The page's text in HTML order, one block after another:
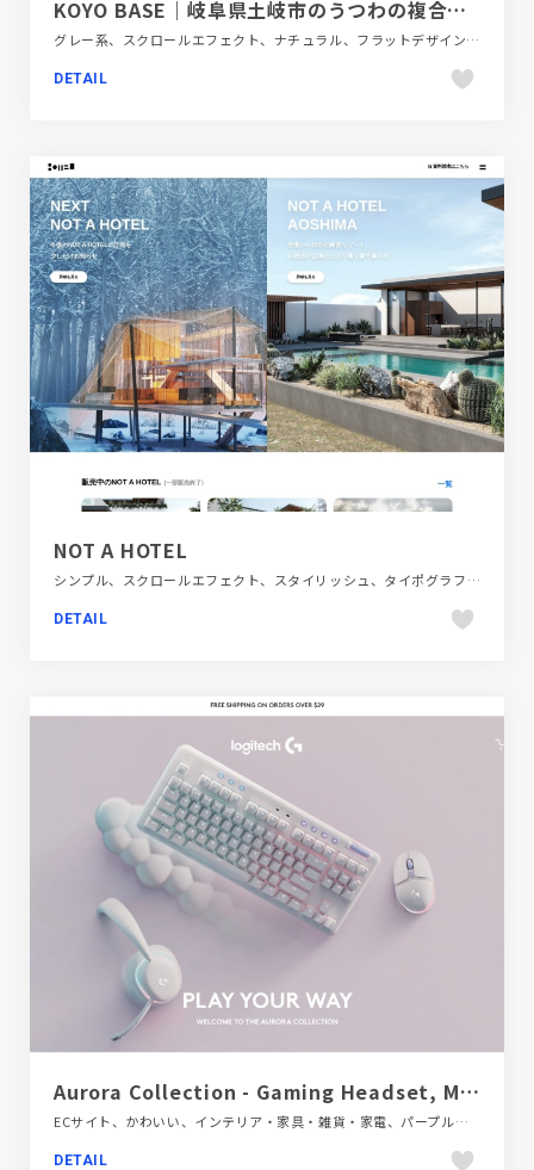
KOYO BASE｜岐阜県土岐市のうつわの複合体験施設
グレー系、スクロールエフェクト、ナチュラル、フラットデザイン、ブルー系、商業施設・レジャー、地域・団体・活動、大きめ写真、施設・店舗サイト
DETAIL
NOT A HOTEL
シンプル、スクロールエフェクト、スタイリッシュ、タイポグラフィー、フラットデザイン、ブランド・サービスサイト、ホワイト系、大きめ写真、建設・住宅・不動産、旅行・ホテル・観光
DETAIL
Aurora Collection - Gaming Headset, Mouse & Keyboard
ECサイト、かわいい、インテリア・家具・雑貨・家電、パープル系、ピンク系、ブランド・サービスサイト、ポップ、モーション多め、大きめ写真、海外サイト
DETAIL